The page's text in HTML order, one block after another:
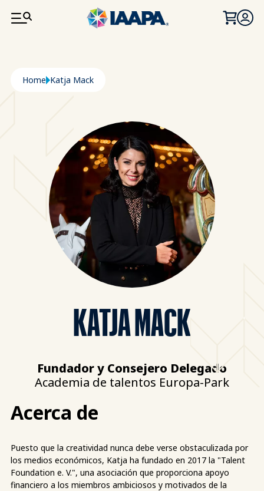
PASAR AL CONTENIDO PRINCIPAL
Ruta de navegación
Home Katja Mack
KATJA MACK
Fundador y Consejero Delegado
Academia de talentos Europa-Park
Acerca de
Puesto que la creatividad nunca debe verse obstaculizada por
los medios económicos, Katja ha fundado en 2017 la "Talent
Foundation e. V.", una asociación que proporciona apoyo
financiero a los miembros ambiciosos y motivados de la